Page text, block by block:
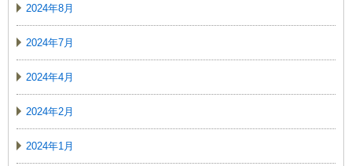
2024年8月
2024年7月
2024年4月
2024年2月
2024年1月